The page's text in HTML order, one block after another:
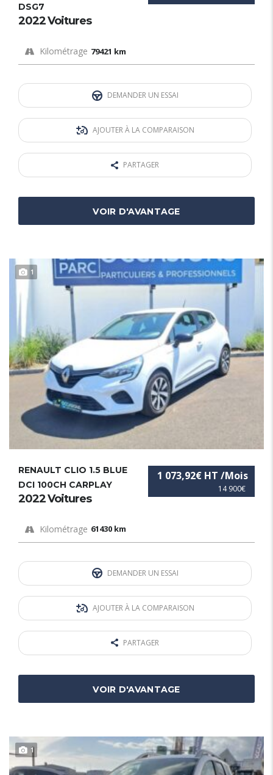
DSG7
2022 Voitures
Kilométrage 79421 km
DEMANDER UN ESSAI
AJOUTER À LA COMPARAISON
PARTAGER
VOIR D'AVANTAGE
1
14 900€
1 073,92€ HT /Mois
RENAULT CLIO 1.5 BLUE
DCI 100CH CARPLAY
2022 Voitures
Kilométrage 61430 km
DEMANDER UN ESSAI
AJOUTER À LA COMPARAISON
PARTAGER
VOIR D'AVANTAGE
1